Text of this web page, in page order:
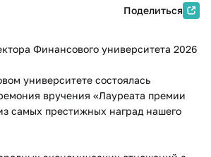
Поделиться
Финансового университета 2026
университете состоялась
вручения «Лауреата премии
самых престижных наград нашего